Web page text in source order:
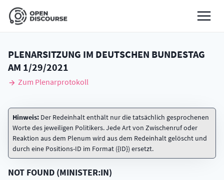
PLENARSITZUNG IM DEUTSCHEN BUNDESTAG
AM 1/29/2021
Zum Plenarprotokoll
Hinweis: Der Redeinhalt enthält nur die tatsächlich gesprochenen
Worte des jeweiligen Politikers. Jede Art von Zwischenruf oder
Reaktion aus dem Plenum wird aus dem Redeinhalt gelöscht und
durch eine Positions-ID im Format ({ID}) ersetzt.
NOT FOUND (MINISTER:IN)